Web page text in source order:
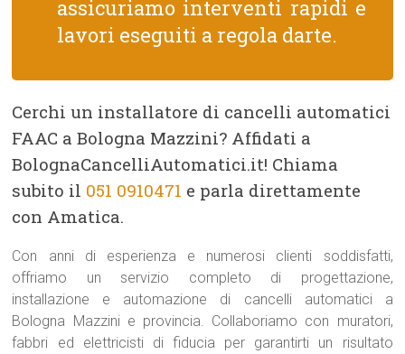
assicuriamo interventi rapidi e
lavori eseguiti a regola darte.
Cerchi un installatore di cancelli automatici
FAAC a Bologna Mazzini? Affidati a
BolognaCancelliAutomatici.it! Chiama
subito il 051 0910471 e parla direttamente
con Amatica.
Con anni di esperienza e numerosi clienti soddisfatti,
offriamo un servizio completo di progettazione,
installazione e automazione di cancelli automatici a
Bologna Mazzini e provincia. Collaboriamo con muratori,
fabbri ed elettricisti di fiducia per garantirti un risultato